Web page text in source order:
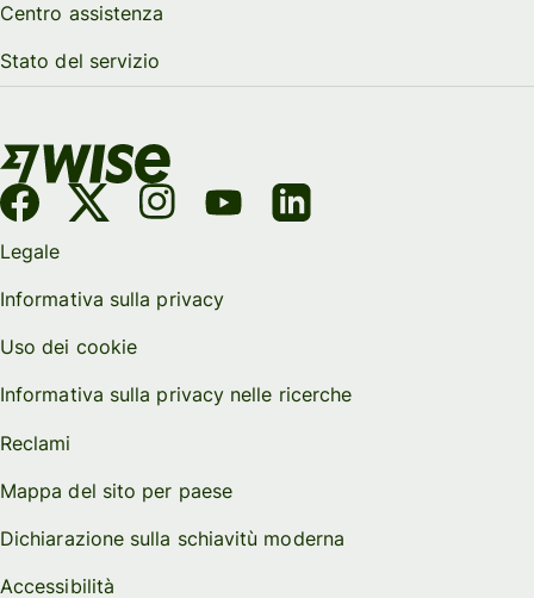
Centro assistenza
Stato del servizio
Legale
Informativa sulla privacy
Uso dei cookie
Informativa sulla privacy nelle ricerche
Reclami
Mappa del sito per paese
Dichiarazione sulla schiavitù moderna
Accessibilità